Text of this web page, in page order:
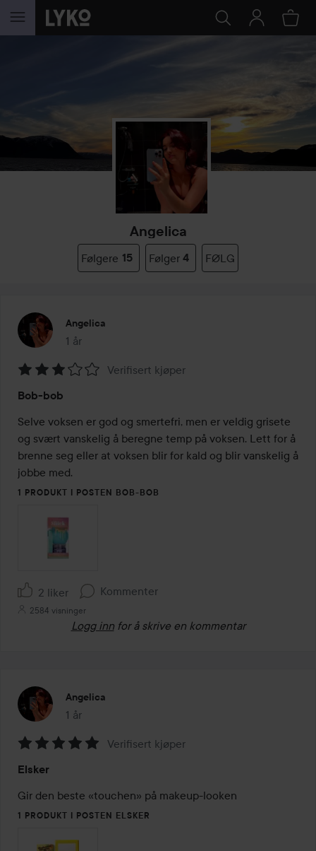
GÅ TIL INNHOLD
Angelica
Følgere 15 Følger 4 FØLG
Angelica
1 år
Innlegget ble opprettet 1 år
3
av
5
Verifisert kjøper
Bob-bob
Selve voksen er god og smertefri, men er veldig grisete
og svært vanskelig å beregne temp på voksen. Lett for å
brenne seg eller at voksen blir for kald og blir vanskelig å
jobbe med.
1 PRODUKT I POSTEN BOB-BOB
2 liker Kommenter
2584 visninger
Logg inn for å skrive en kommentar
Angelica
1 år
Innlegget ble opprettet 1 år
5
av
5
Verifisert kjøper
Elsker
Gir den beste «touchen» på makeup-looken
1 PRODUKT I POSTEN ELSKER